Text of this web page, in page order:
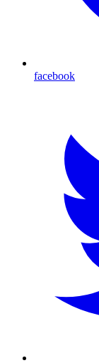
facebook